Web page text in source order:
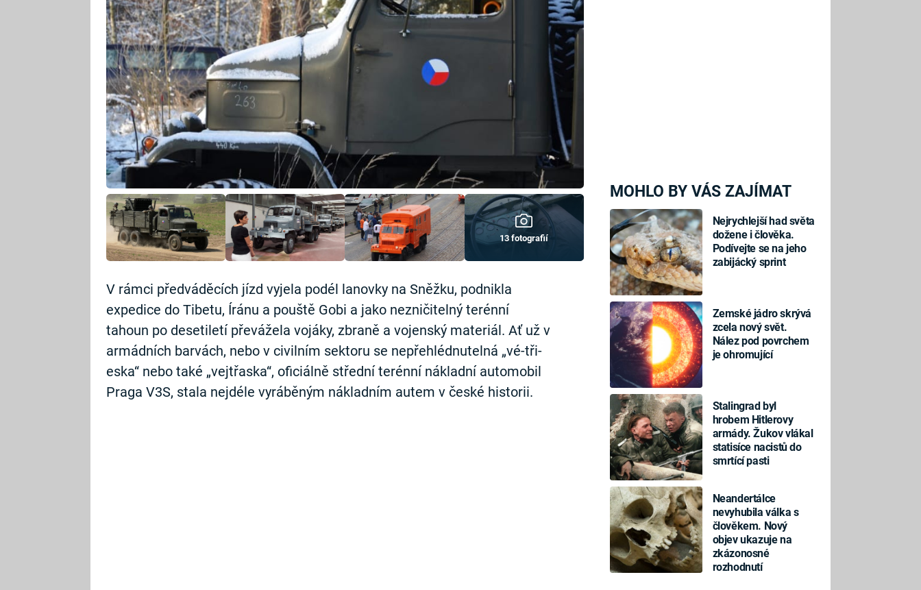
MOHLO BY VÁS ZAJÍMAT
Nejrychlejší had světa
dožene i člověka.
Podívejte se na jeho
zabijácký sprint
Zemské jádro skrývá
zcela nový svět.
Nález pod povrchem
je ohromující
Stalingrad byl
hrobem Hitlerovy
armády. Žukov vlákal
statisíce nacistů do
smrtící pasti
Neandertálce
nevyhubila válka s
člověkem. Nový
objev ukazuje na
zkázonosné
rozhodnutí
13 fotografií
V rámci předváděcích jízd vyjela podél lanovky na Sněžku, podnikla
expedice do Tibetu, Íránu a pouště Gobi a jako nezničitelný terénní
tahoun po desetiletí převážela vojáky, zbraně a vojenský materiál. Ať už v
armádních barvách, nebo v civilním sektoru se nepřehlédnutelná „vé-tři-
eska“ nebo také „vejtřaska“, oficiálně střední terénní nákladní automobil
Praga V3S, stala nejdéle vyráběným nákladním autem v české historii.